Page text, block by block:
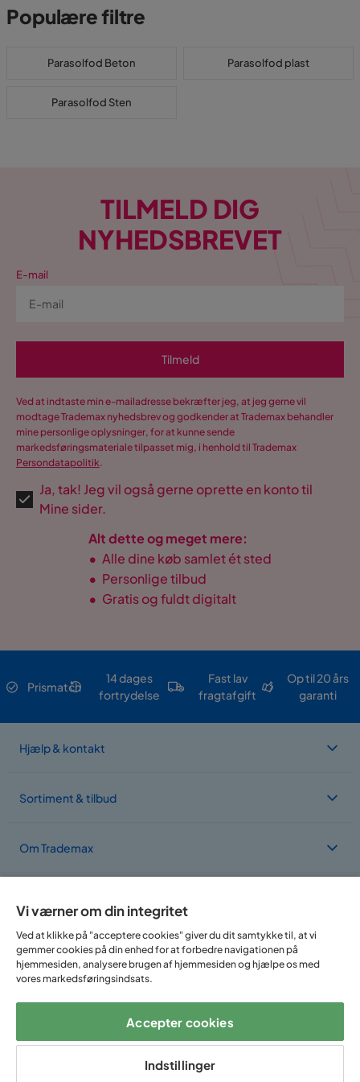
Populære filtre
Parasolfod Beton Parasolfod plast
Parasolfod Sten
TILMELD DIG
NYHEDSBREVET
E-mail
Tilmeld
Ved at indtaste min e-mailadresse bekræfter jeg, at jeg gerne vil
modtage Trademax nyhedsbrev og godkender at Trademax behandler
mine personlige oplysninger, for at kunne sende
markedsføringsmateriale tilpasset mig, i henhold til Trademax
Persondatapolitik.
Ja, tak! Jeg vil også gerne oprette en konto til
Mine sider.
Alt dette og meget mere:
• Alle dine køb samlet ét sted
• Personlige tilbud
• Gratis og fuldt digitalt
Prismatch
14 dages
fortrydelse
Fast lav
fragtafgift
Op til 20 års
garanti
Hjælp & kontakt
Sortiment & tilbud
Om Trademax
Vi findes i flere forskellige lande
Følg os på:
Vi værner om din integritet
Ved at klikke på "acceptere cookies" giver du dit samtykke til, at vi
gemmer cookies på din enhed for at forbedre navigationen på
hjemmesiden, analysere brugen af hjemmesiden og hjælpe os med
vores markedsføringsindsats.
Accepter cookies
Indstillinger